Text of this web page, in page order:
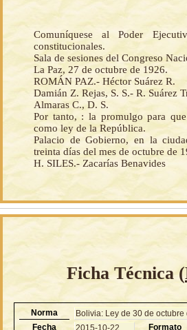
Comuníquese al Poder
constitucionales.
Sala de sesiones del Congreso
La Paz, 27 de octubre de 1926.
ROMÁN PAZ.- Héctor Suárez R.
Damián Z. Rejas, S. S.- R. Suárez
Almaras C., D. S.
Por tanto, : la promulgo para
como ley de la República.
Palacio de Gobierno, en la
treinta días del mes de octubre de
H. SILES.- Zacarías Benavides
Ficha Técnica (
Norma
Bolivia: Ley de 30 de octubre
Fecha
2015-10-22 Formato